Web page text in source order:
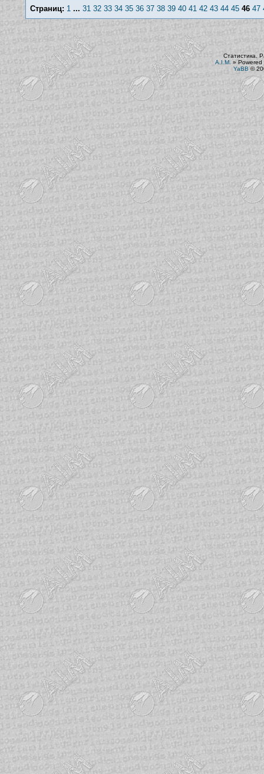
Страниц: 1... 31 32 33 34 35 36 37 38 39 40 41 42 43 44 45 46 47
Статистика.
A.I.M. »Powered
YaBB ©